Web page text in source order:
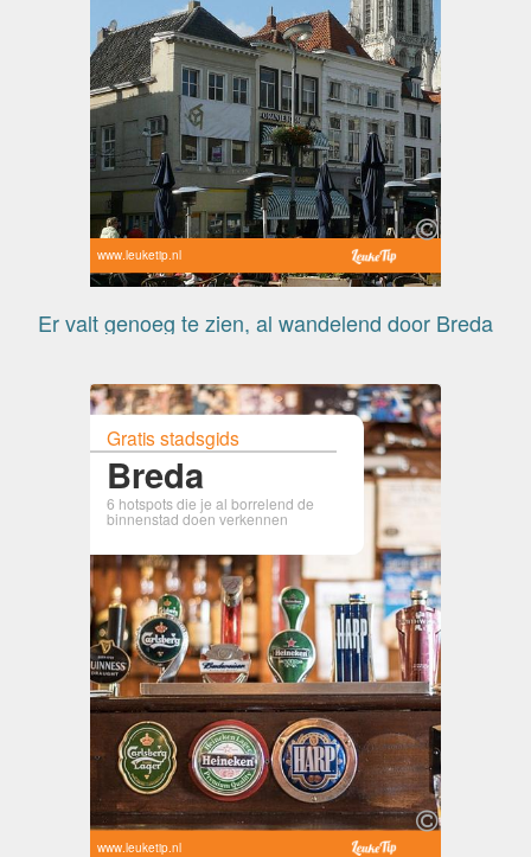
www.leuketip.nl
Er valt genoeg te zien, al wandelend door Breda
Gratis stadsgids
Breda
6 hotspots die je al borrelend de
binnenstad doen verkennen
www.leuketip.nl